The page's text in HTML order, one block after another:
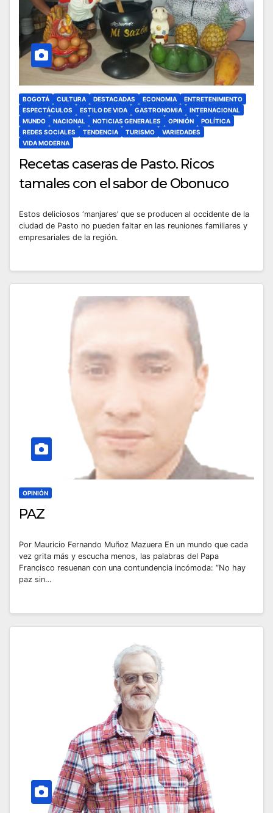
BOGOTÁ CULTURA DESTACADAS ECONOMIA
ENTRETENIMIENTO
ESPECTÁCULOS
ESTILO DE VIDA GASTRONOMIA
INTERNACIONAL
MUNDO
NACIONAL NOTICIAS GENERALES OPINIÓN
POLÍTICA
REDES SOCIALES
TENDENCIA TURISMO
VARIEDADES
VIDA MODERNA
Recetas caseras de Pasto. Ricos
tamales con el sabor de Obonuco
Estos deliciosos ‘manjares’ que se producen al occidente de la
ciudad de Pasto no pueden faltar en las reuniones familiares y
empresariales de la región.
OPINIÓN
PAZ
Por Mauricio Fernando Muñoz Mazuera En un mundo que cada
vez grita más y escucha menos, las palabras del Papa
Francisco resuenan con una contundencia incómoda: “No hay
paz sin…